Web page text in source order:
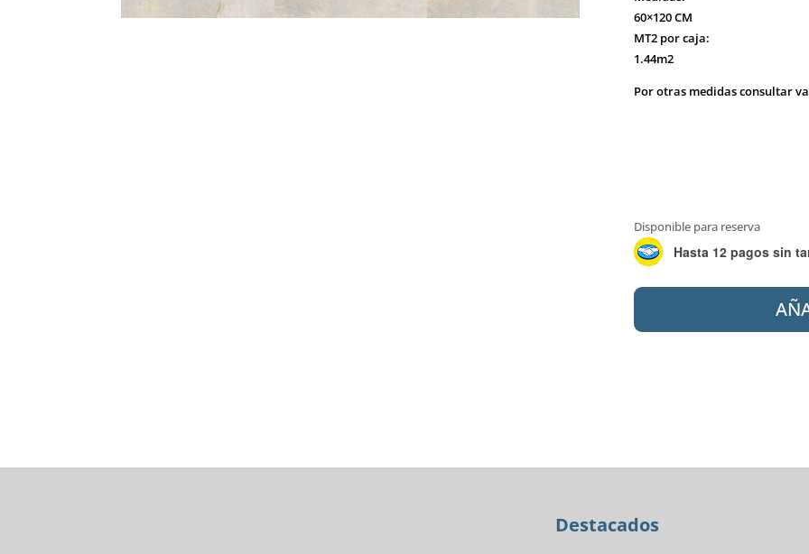
60×120 CM
MT2 por caja:
1.44m2
Por otras medidas consultar
Disponible para reserva
Hasta 12 pagos sin
ILVA
PORC.
Destacados